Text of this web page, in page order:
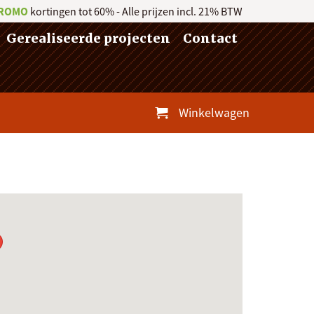
kortingen tot 60% - Alle prijzen incl. 21% BTW
Gerealiseerde projecten Contact
Winkelwagen